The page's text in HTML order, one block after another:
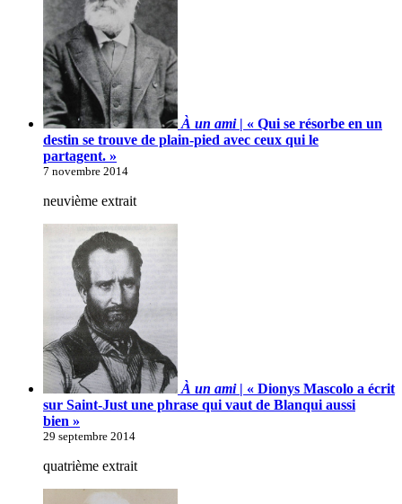
À un ami| « Qui se résorbe en un
destin se trouve de plain-pied avec ceux qui le
partagent. »
7 novembre 2014
neuvième extrait
À un ami| « Dionys Mascolo a écrit
sur Saint-Just une phrase qui vaut de Blanqui aussi
bien »
29 septembre 2014
quatrième extrait